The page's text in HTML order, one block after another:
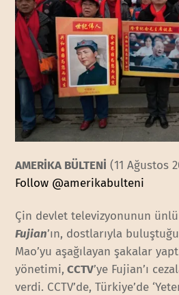
AMERİKA BÜLTENİ (11 Ağustos
Follow @amerikabulteni
Çin devlet televizyonunun
Fujian’ın, dostlarıyla
Mao’yu aşağılayan şakalar
yönetimi, CCTV’ye Fujian’ı
verdi. CCTV’de, Türkiye’de